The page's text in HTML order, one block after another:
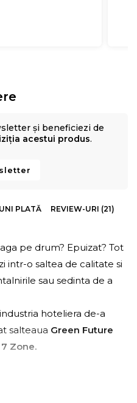
și beneficiezi de
acestui produs.
PLATĂ REVIEW-URI (21)
pe drum? Epuizat? Tot
intr-o saltea de calitate si
sau sedinta de a
hoteliera de-a
salteaua Green Future
Zone.